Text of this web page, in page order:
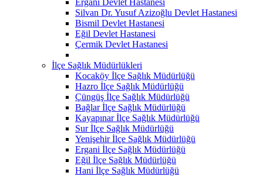
Silvan Dr. Yusuf Azizoğlu Devlet Hastanesi
Bismil Devlet Hastanesi
Eğil Devlet Hastanesi
Çermik Devlet Hastanesi
İlçe Sağlık Müdürlükleri
Kocaköy İlçe Sağlık Müdürlüğü
Hazro İlçe Sağlık Müdürlüğü
Çüngüş İlçe Sağlık Müdürlüğü
Bağlar İlçe Sağlık Müdürlüğü
Kayapınar İlçe Sağlık Müdürlüğü
Sur İlçe Sağlık Müdürlüğü
Yenişehir İlçe Sağlık Müdürlüğü
Ergani İlçe Sağlık Müdürlüğü
Eğil İlçe Sağlık Müdürlüğü
Hani İlçe Sağlık Müdürlüğü